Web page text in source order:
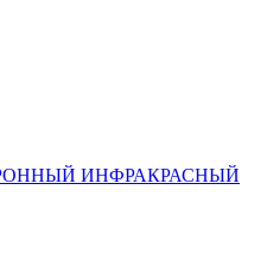
ИНФРАКРАСНЫЙ